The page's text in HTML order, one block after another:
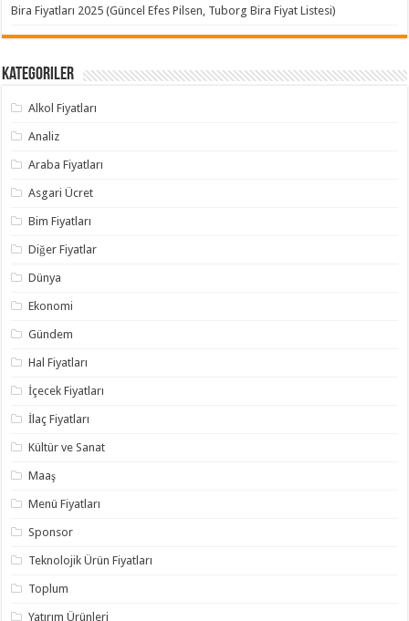
Bira Fiyatları 2025 (Güncel Efes Pilsen, Tuborg Bira Fiyat Listesi)
Kategoriler
Alkol Fiyatları
Analiz
Araba Fiyatları
Asgari Ücret
Bim Fiyatları
Diğer Fiyatlar
Dünya
Ekonomi
Gündem
Hal Fiyatları
İçecek Fiyatları
İlaç Fiyatları
Kültür ve Sanat
Maaş
Menü Fiyatları
Sponsor
Teknolojik Ürün Fiyatları
Toplum
Yatırım Ürünleri